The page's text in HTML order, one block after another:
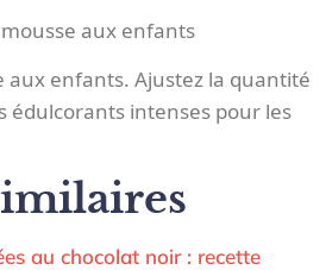
aux enfants
aux enfants. Ajustez la quantité
édulcorants intenses pour les
au chocolat noir : recette